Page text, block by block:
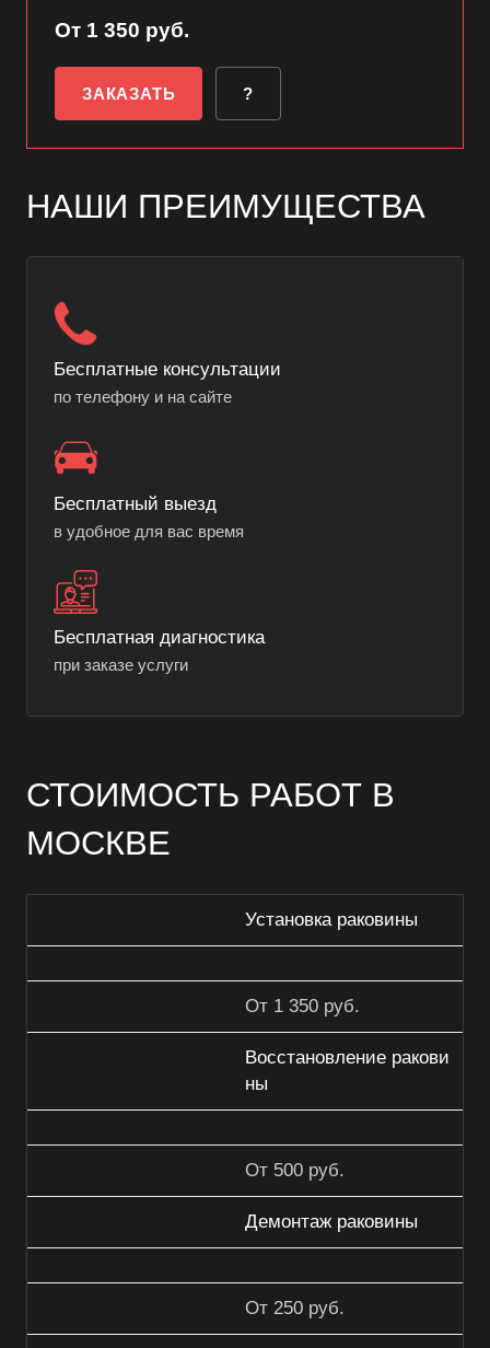
От 1 350 руб.
ЗАКАЗАТЬ ?
НАШИ ПРЕИМУЩЕСТВА
Бесплатные консультации
по телефону и на сайте
Бесплатный выезд
в удобное для вас время
Бесплатная диагностика
при заказе услуги
СТОИМОСТЬ РАБОТ В
МОСКВЕ
Установка раковины
От 1 350 руб.
Восстановление ракови
ны
От 500 руб.
Демонтаж раковины
От 250 руб.